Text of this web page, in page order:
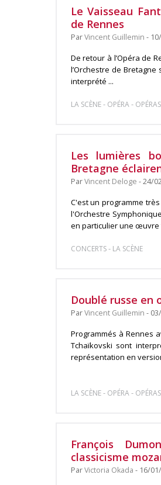
Le Vaisseau
de Rennes
ParVincent Guillemin -
De retour à l’Opéra de
l’Orchestre de
interprété ...
LA SCÈNE- OPÉRA- OPÉRAS
Les lumières
Bretagne
ParVincent Deloge - 24/
C'est un programme
l'Orchestre
en particulier une œuvre
CONCERTS- LA SCÈNE
Doublé russe en
ParVincent Guillemin -
Programmés à Rennes
Tchaïkovski sont
représentation en
LA SCÈNE- OPÉRA- OPÉRAS
François
classicisme
ParVictoria Okada - 16/